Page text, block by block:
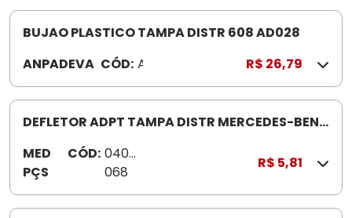
BUJAO PLASTICO TAMPA DISTR 608 AD028
ANPADEVA CÓD: A
D
-
0
R$ 26,79
DEFLETOR ADPT TAMPA DISTR MERCEDES-BENZ
MED
PÇS
CÓD: 0400
068
R$ 5,81